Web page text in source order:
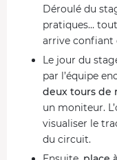
Déroulé du
pratiques…
arrive confiant
Le jour du
par l’équipe
deux tours de
un moniteur.
visualiser le
du circuit.